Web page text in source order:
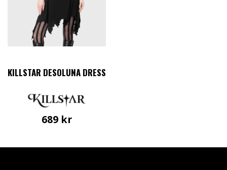
KILLSTAR DESOLUNA DRESS
689 kr